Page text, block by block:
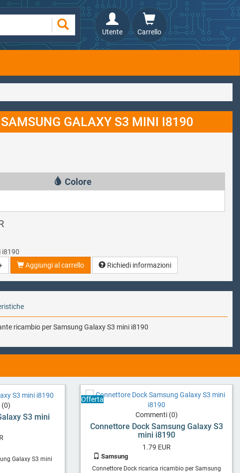
Utente Carrello
GALAXY S3 MINI I8190
Colore
i8190
Aggiungi al carrello Richiedi informazioni
ricambio per Samsung Galaxy S3 mini i8190
(0)
S3 mini
Galaxy S3 mini
Offerta
Commenti (0)
Connettore Dock Samsung Galaxy S3
mini i8190
1.79 EUR
Samsung
Connettore Dock ricarica ricambio per Samsung